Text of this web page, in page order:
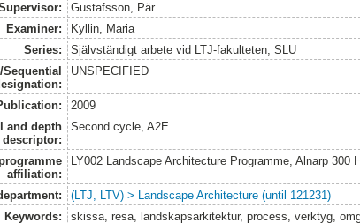
Gustafsson, Pär
Examiner:
Kyllin, Maria
Series:
Självständigt arbete vid LTJ-fakulteten, SLU
UNSPECIFIED
2009
and depth
descriptor:
Second cycle, A2E
affiliation:
LY002 Landscape Architecture Programme, Alnarp 300
(LTJ, LTV) > Landscape Architecture (until 121231)
Keywords:
skissa, resa, landskapsarkitektur, process, verktyg,